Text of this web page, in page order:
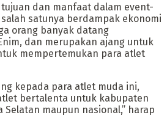
tujuan dan manfaat dalam event-
satunya berdampak ekonomi
orang banyak datang
dan merupakan ajang untuk
mempertemukan para atlet
kepada para atlet muda ini,
bertalenta untuk kabupaten
maupun nasional,” harap